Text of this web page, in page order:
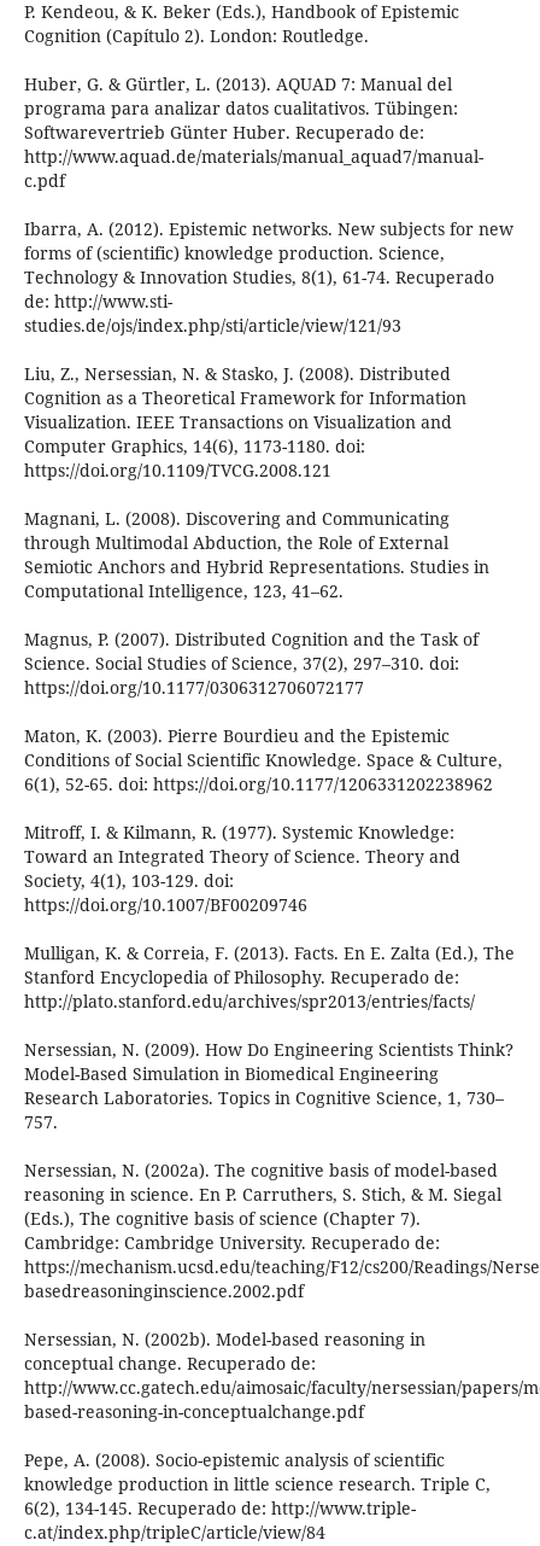
P. Kendeou, & K. Beker (Eds.), Handbook of Epistemic
Cognition (Capítulo 2). London: Routledge.
Huber, G. & Gürtler, L. (2013). AQUAD 7: Manual del
programa para analizar datos cualitativos. Tübingen:
Softwarevertrieb Günter Huber. Recuperado de:
http://www.aquad.de/materials/manual_aquad7/manual-
c.pdf
Ibarra, A. (2012). Epistemic networks. New subjects for new
forms of (scientific) knowledge production. Science,
Technology & Innovation Studies, 8(1), 61-74. Recuperado
de: http://www.sti-
studies.de/ojs/index.php/sti/article/view/121/93
Liu, Z., Nersessian, N. & Stasko, J. (2008). Distributed
Cognition as a Theoretical Framework for Information
Visualization. IEEE Transactions on Visualization and
Computer Graphics, 14(6), 1173-1180. doi:
https://doi.org/10.1109/TVCG.2008.121
Magnani, L. (2008). Discovering and Communicating
through Multimodal Abduction, the Role of External
Semiotic Anchors and Hybrid Representations. Studies in
Computational Intelligence, 123, 41–62.
Magnus, P. (2007). Distributed Cognition and the Task of
Science. Social Studies of Science, 37(2), 297–310. doi:
https://doi.org/10.1177/0306312706072177
Maton, K. (2003). Pierre Bourdieu and the Epistemic
Conditions of Social Scientific Knowledge. Space & Culture,
6(1), 52-65. doi: https://doi.org/10.1177/1206331202238962
Mitroff, I. & Kilmann, R. (1977). Systemic Knowledge:
Toward an Integrated Theory of Science. Theory and
Society, 4(1), 103-129. doi:
https://doi.org/10.1007/BF00209746
Mulligan, K. & Correia, F. (2013). Facts. En E. Zalta (Ed.), The
Stanford Encyclopedia of Philosophy. Recuperado de:
http://plato.stanford.edu/archives/spr2013/entries/facts/
Nersessian, N. (2009). How Do Engineering Scientists Think?
Model-Based Simulation in Biomedical Engineering
Research Laboratories. Topics in Cognitive Science, 1, 730–
757.
Nersessian, N. (2002a). The cognitive basis of model-based
reasoning in science. En P. Carruthers, S. Stich, & M. Siegal
(Eds.), The cognitive basis of science (Chapter 7).
Cambridge: Cambridge University. Recuperado de:
https://mechanism.ucsd.edu/teaching/F12/cs200/Readings/
basedreasoninginscience.2002.pdf
Nersessian, N. (2002b). Model-based reasoning in
conceptual change. Recuperado de:
http://www.cc.gatech.edu/aimosaic/faculty/nersessian/papers/
based-reasoning-in-conceptualchange.pdf
Pepe, A. (2008). Socio-epistemic analysis of scientific
knowledge production in little science research. Triple C,
6(2), 134-145. Recuperado de: http://www.triple-
c.at/index.php/tripleC/article/view/84